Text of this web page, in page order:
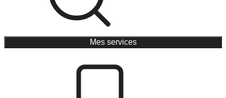
Mes services